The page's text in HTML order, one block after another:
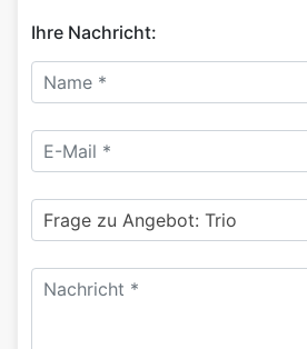
Ihre Nachricht:
Name: *
E-mail: *
Betreff:
Nachricht: